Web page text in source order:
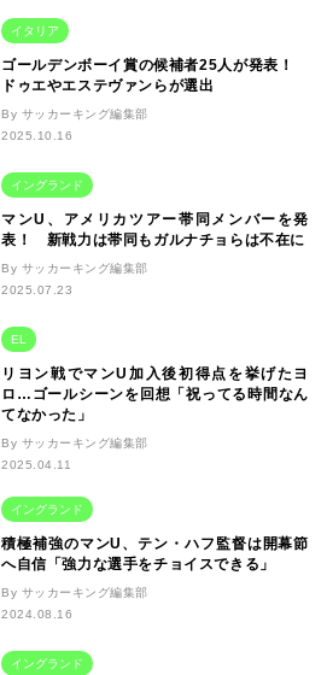
イタリア
ゴールデンボーイ賞の候補者25人が発表！
ドゥエやエステヴァンらが選出
By サッカーキング編集部
2025.10.16
イングランド
マンU、アメリカツアー帯同メンバーを発
表！ 新戦力は帯同もガルナチョらは不在に
By サッカーキング編集部
2025.07.23
EL
リヨン戦でマンU加入後初得点を挙げたヨ
ロ…ゴールシーンを回想「祝ってる時間なん
てなかった」
By サッカーキング編集部
2025.04.11
イングランド
積極補強のマンU、テン・ハフ監督は開幕節
へ自信「強力な選手をチョイスできる」
By サッカーキング編集部
2024.08.16
イングランド